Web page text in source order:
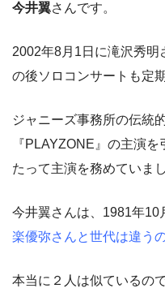
今井翼さんです。
2002年8月1日に滝沢秀明
の後ソロコンサートも定
ジャニーズ事務所の伝統
『PLAYZONE』の主演
たって主演を務めていまし
今井翼さんは、1981年10
楽優弥さんと世代は違う
本当に２人は似ているの